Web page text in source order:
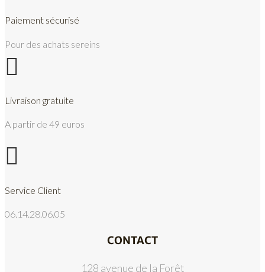
Paiement sécurisé
Pour des achats sereins

Livraison gratuite
A partir de 49 euros

Service Client
06.14.28.06.05
CONTACT
128 avenue de la Forêt